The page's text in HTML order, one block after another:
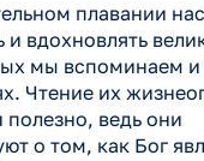
плавании
вдохновлять
мы вспоминаем и
Чтение их
ведь они
о том, как Бог